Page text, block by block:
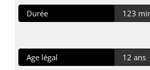
Durée 123
Age légal 12 ans